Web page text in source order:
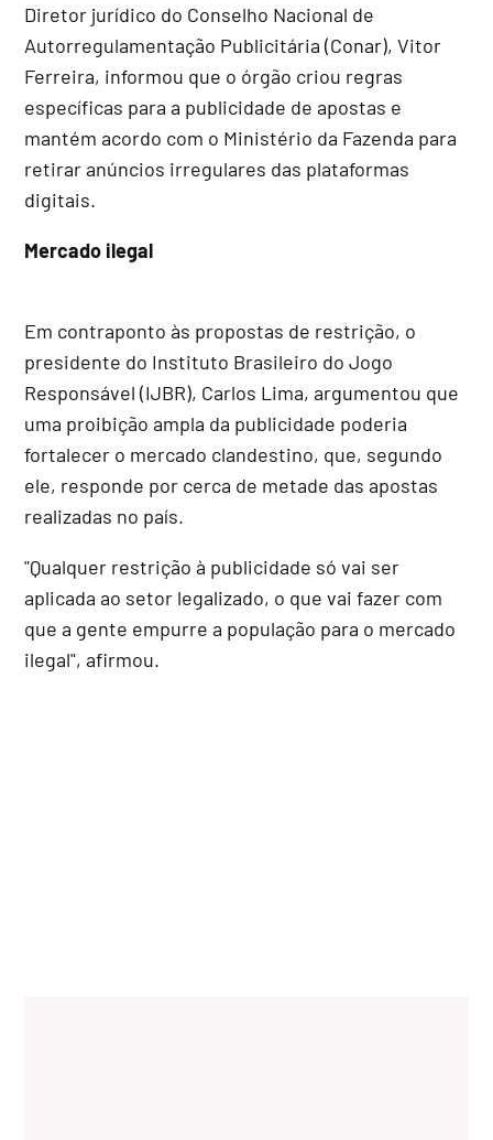
Diretor jurídico do Conselho Nacional de
Autorregulamentação Publicitária (Conar), Vitor
Ferreira, informou que o órgão criou regras
específicas para a publicidade de apostas e
mantém acordo com o Ministério da Fazenda para
retirar anúncios irregulares das plataformas
digitais.
Mercado ilegal
Em contraponto às propostas de restrição, o
presidente do Instituto Brasileiro do Jogo
Responsável (IJBR), Carlos Lima, argumentou que
uma proibição ampla da publicidade poderia
fortalecer o mercado clandestino, que, segundo
ele, responde por cerca de metade das apostas
realizadas no país.
"Qualquer restrição à publicidade só vai ser
aplicada ao setor legalizado, o que vai fazer com
que a gente empurre a população para o mercado
ilegal", afirmou.